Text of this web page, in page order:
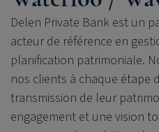
Delen Private Bank est un
acteur de référence en
planification patrimoniale.
nos clients à chaque étape
transmission de leur
engagement et une vision